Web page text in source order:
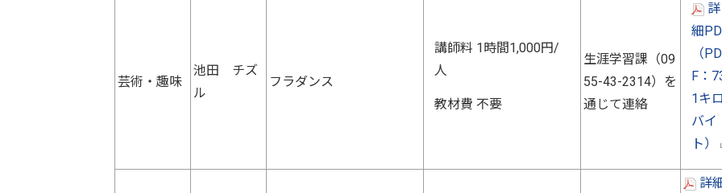
芸術・趣味
池田 チズ
ル
フラダンス
講師料 1時間1,000円/
人
教材費 不要
生涯学習課（09
55-43-2314）を
通じて連絡
詳
細
（PD
F：
1キロ
バイ
ト）
詳